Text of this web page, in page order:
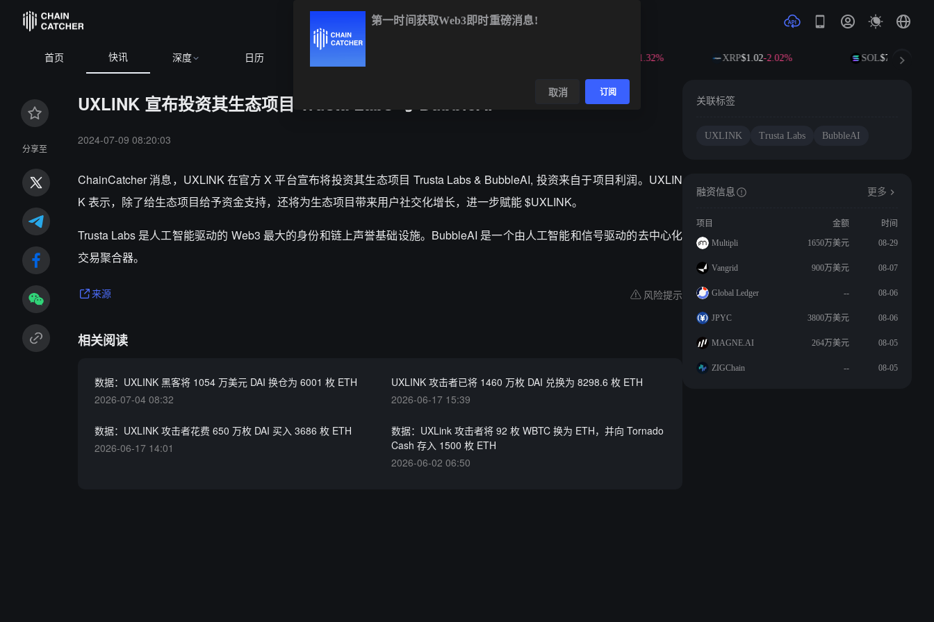
首页 快讯 深度 日历 -1.32% XRP$1.02-2.02% SOL$72.92-0.98%
分享至
UXLINK 宣布投资其生态项目 Trusta Labs 与 BubbleAI
2024-07-09 08:20:03
ChainCatcher 消息，UXLINK 在官方 X 平台宣布将投资其生态项目 Trusta Labs & BubbleAI, 投资来自于项目利润。UXLIN
K 表示，除了给生态项目给予资金支持，还将为生态项目带来用户社交化增长，进一步赋能 $UXLINK。
Trusta Labs 是人工智能驱动的 Web3 最大的身份和链上声誉基础设施。BubbleAI 是一个由人工智能和信号驱动的去中心化
交易聚合器。
来源 风险提示
相关阅读
数据：UXLINK 黑客将 1054 万美元 DAI 换仓为 6001 枚 ETH
2026-07-04 08:32
UXLINK 攻击者已将 1460 万枚 DAI 兑换为 8298.6 枚 ETH
2026-06-17 15:39
数据：UXLINK 攻击者花费 650 万枚 DAI 买入 3686 枚 ETH
2026-06-17 14:01
数据：UXLink 攻击者将 92 枚 WBTC 换为 ETH，并向 Tornado
Cash 存入 1500 枚 ETH
2026-06-02 06:50
关联标签
UXLINK Trusta Labs BubbleAI
融资信息 更多
项目 金额
时间
Multipli
1650万美元 08-29
Vangrid 900万美元 08-07
Global Ledger -- 08-06
JPYC 3800万美元 08-06
MAGNE.AI 264万美元 08-05
ZIGChain -- 08-05
第一时间获取Web3即时重磅消息!
取消 订阅